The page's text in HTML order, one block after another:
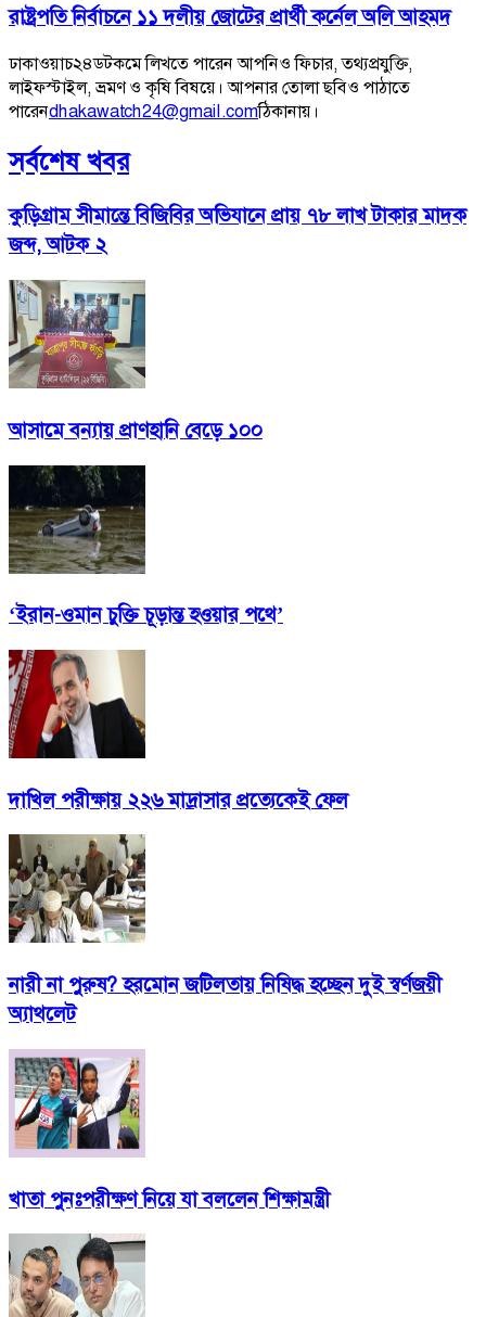
রাষ্ট্রপতি নির্বাচনে ১১ দলীয় জোটের প্রার্থী কর্নেল অলি আহমদ
ঢাকাওয়াচ২৪ডটকমে লিখতে পারেন আপনিও ফিচার, তথ্যপ্রযুক্তি,
লাইফস্টাইল, ভ্রমণ ও কৃষি বিষয়ে। আপনার তোলা ছবিও পাঠাতে
পারেনdhakawatch24@gmail.comঠিকানায়।
সর্বশেষ খবর
কুড়িগ্রাম সীমান্তে বিজিবির অভিযানে প্রায় ৭৮ লাখ টাকার মাদক
জব্দ, আটক ২
আসামে বন্যায় প্রাণহানি বেড়ে ১০০
‘ইরান-ওমান চুক্তি চূড়ান্ত হওয়ার পথে’
দাখিল পরীক্ষায় ২২৬ মাদ্রাসার প্রত্যেকেই ফেল
নারী না পুরুষ? হরমোন জটিলতায় নিষিদ্ধ হচ্ছেন দুই স্বর্ণজয়ী
অ্যাথলেট
খাতা পুনঃপরীক্ষণ নিয়ে যা বললেন শিক্ষামন্ত্রী